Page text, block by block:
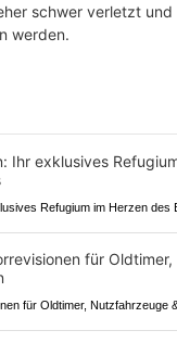
schwer verletzt und
werden.
Refugium im Herzen des
für Oldtimer, Nutzfahrzeuge